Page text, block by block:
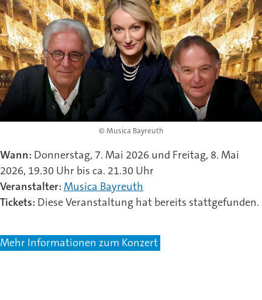
© Musica Bayreuth
Wann: Donnerstag, 7. Mai 2026 und Freitag, 8. Mai
2026, 19.30 Uhr bis ca. 21.30 Uhr
Veranstalter: Musica Bayreuth
Tickets: Diese Veranstaltung hat bereits stattgefunden.
Mehr Informationen zum Konzert